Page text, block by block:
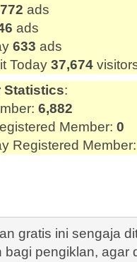
ads
ads
633 ads
Today 37,674
Statistics:
6,882
Member: 0
Registered Member:
gratis ini sengaja
bagi pengiklan,